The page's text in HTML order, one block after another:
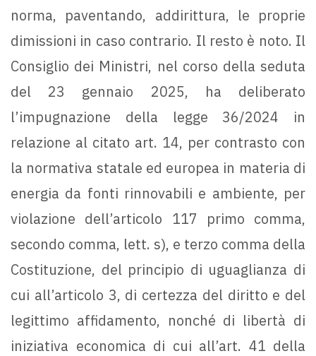
norma, paventando, addirittura, le proprie
dimissioni in caso contrario. Il resto è noto. Il
Consiglio dei Ministri, nel corso della seduta
del 23 gennaio 2025, ha deliberato
l’impugnazione della legge 36/2024 in
relazione al citato art. 14, per contrasto con
la normativa statale ed europea in materia di
energia da fonti rinnovabili e ambiente, per
violazione dell’articolo 117 primo comma,
secondo comma, lett. s), e terzo comma della
Costituzione, del principio di uguaglianza di
cui all’articolo 3, di certezza del diritto e del
legittimo affidamento, nonché di libertà di
iniziativa economica di cui all’art. 41 della